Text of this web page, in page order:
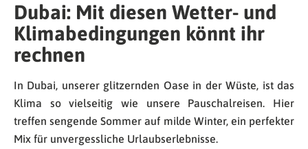
Dubai: Mit diesen Wetter- und
Klimabedingungen könnt ihr
rechnen
In Dubai, unserer glitzernden Oase in der Wüste, ist das
Klima so vielseitig wie unsere Pauschalreisen. Hier
treffen sengende Sommer auf milde Winter, ein perfekter
Mix für unvergessliche Urlaubserlebnisse.